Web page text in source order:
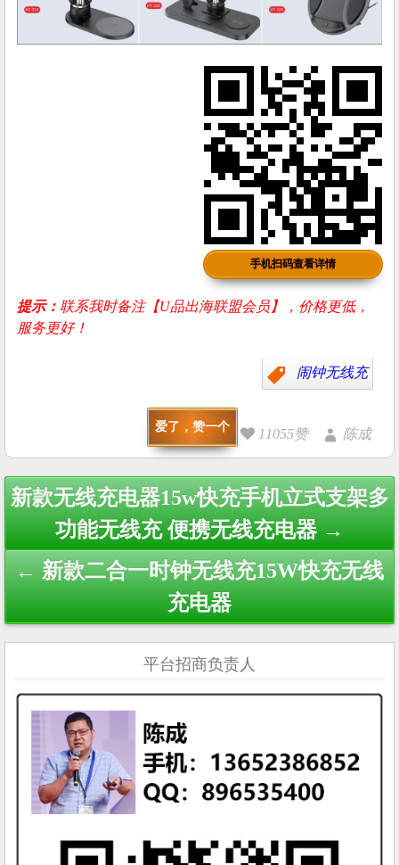
手机扫码查看详情
提示：联系我时备注【U品出海联盟会员】，价格更低，
服务更好！
闹钟无线充
爱了，赞一个 11055赞 陈成
Post
navigation
新款无线充电器15w快充手机立式支架多
功能无线充 便携无线充电器 →
← 新款二合一时钟无线充15W快充无线
充电器
平台招商负责人